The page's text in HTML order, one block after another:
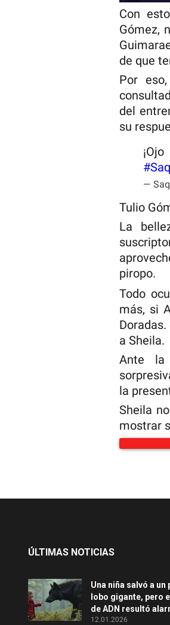
Con
Gómez,
de que
Por
del
su
—
Tulio
La
piropo.
Todo
más, si
a Sheila.
Ante la
la
Sheila
mostrar
ÚLTIMAS NOTICIAS
Una niña salvó a un
lobo gigante, pero
de ADN resultó
12.01.2026